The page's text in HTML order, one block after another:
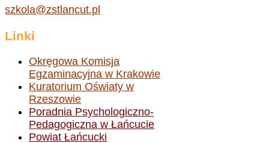
szkola@zstlancut.pl
Linki
Okręgowa Komisja
Egzaminacyjna w Krakowie
Kuratorium Oświaty w
Rzeszowie
Poradnia Psychologiczno-
Pedagogiczna w Łańcucie
Powiat Łańcucki